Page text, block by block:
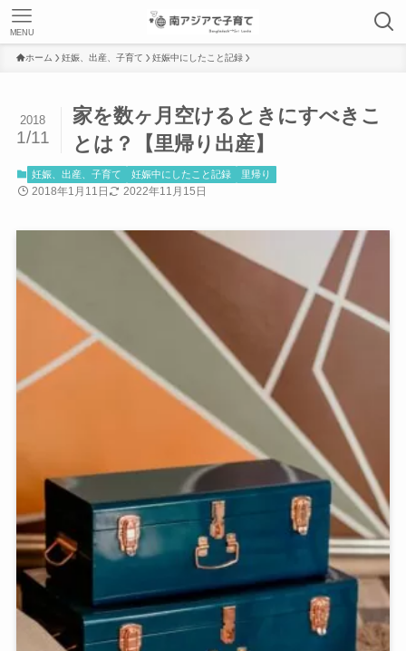
MENU
ホーム 妊娠、出産、子育て 妊娠中にしたこと記録
家を数ヶ月空けるときにすべきこ
とは？【里帰り出産】
2018
1/11
妊娠、出産、子育て 妊娠中にしたこと記録 里帰り
2018年1月11日 2022年11月15日